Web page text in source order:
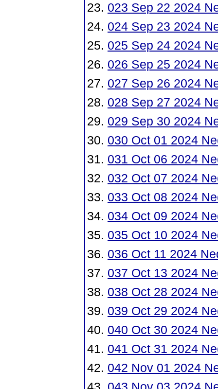
023 Sep 22 2024
024 Sep 23 2024
025 Sep 24 2024
026 Sep 25 2024
027 Sep 26 2024
028 Sep 27 2024
029 Sep 30 2024
030 Oct 01 2024
031 Oct 06 2024
032 Oct 07 2024
033 Oct 08 2024
034 Oct 09 2024
035 Oct 10 2024
036 Oct 11 2024
037 Oct 13 2024
038 Oct 28 2024
039 Oct 29 2024
040 Oct 30 2024
041 Oct 31 2024
042 Nov 01 2024